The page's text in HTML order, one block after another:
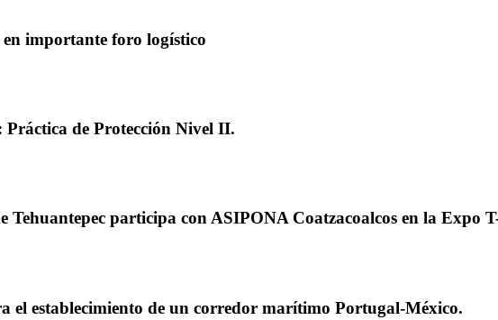
importante foro logístico
de Protección Nivel II.
Tehuantepec participa con ASIPONA Coatzacoalcos en la Expo
el establecimiento de un corredor marítimo Portugal-México.